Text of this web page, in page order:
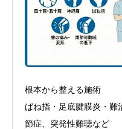
根本から整える施術
ばね指・足底腱膜炎・難
節症、突発性難聴など